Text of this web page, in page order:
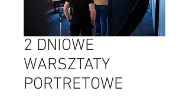
2 DNIOWE
WARSZTATY
PORTRETOWE